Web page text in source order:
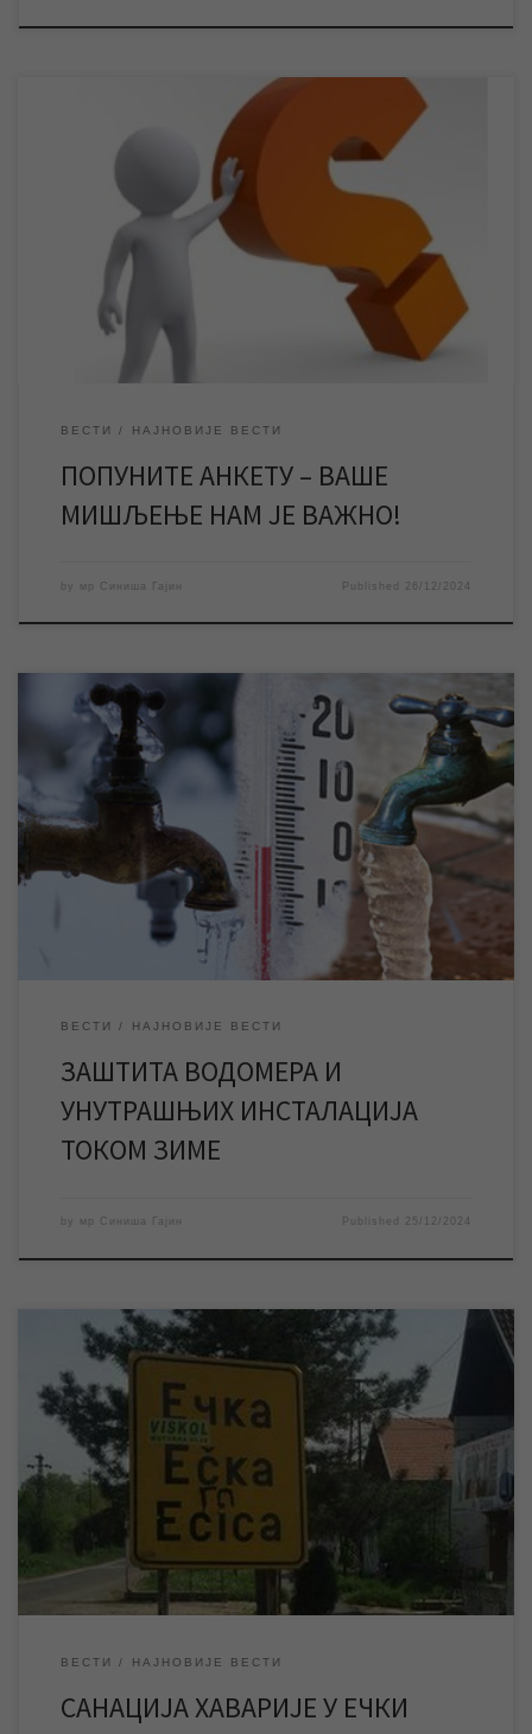
Подсећамо кориснике да је у току годишње испитивање
задовољства корисника услугама ЈКП „Водовод и
канализација“ Зрењанин и позивамо их да попуне анонимну
анкету и на тај начин искажу мишљење о услугама предузећа. У
периоду од 03. децембра до 03. јануара ЈКП „Водовод и
канализација“ Зрењанин спроводи испитивање задовољства
корисника услугама предузећа. Испитивање […]
ВЕСТИ НАЈНОВИЈЕ ВЕСТИ
ПОПУНИТЕ АНКЕТУ – ВАШЕ
МИШЉЕЊЕ НАМ ЈЕ ВАЖНО!
by мр Синиша Гајин Published 26/12/2024
У зимском периоду адекватна топлотна заштита водомера и
унутрашњих инсталација је једини сигуран начин да се изгбегну
хаварије у објектима, трошкови за њихову санацију и прекид
водоснабдевања. Ниске температуре могу проузроковати
смрзавања и озбиљна оштећења водомера и унутрашњих
водоводних инсталација у објектима, и из тог разлога, као и
сваке године, […]
ВЕСТИ НАЈНОВИЈЕ ВЕСТИ
ЗАШТИТА ВОДОМЕРА И
УНУТРАШЊИХ ИНСТАЛАЦИЈА
ТОКОМ ЗИМЕ
by мр Синиша Гајин Published 25/12/2024
НАЈНОВИЈА ИНФОРМАЦИЈА: Екипе ЈКП „Водовод и
канализација“ Зрењанин успешно су санирале хаварију на
изворишту у Ечки и око 22,30 часова вода је пуштена у мрежу.
У касним поподневним часовима дошло је до хаварије већег
обима на изворишту у Ечки, због чега је ово насељено место
тренутно без воде. Екипе ЈКП […]
ВЕСТИ НАЈНОВИЈЕ ВЕСТИ
САНАЦИЈА ХАВАРИЈЕ У ЕЧКИ